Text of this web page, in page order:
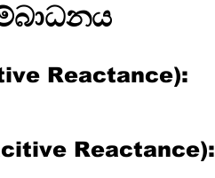
Reactance):
Reactance):